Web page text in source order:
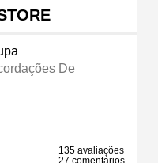
De
135 avaliações
27 comentários